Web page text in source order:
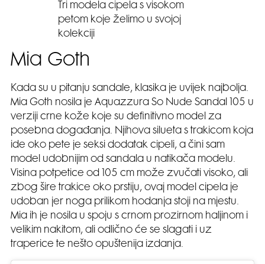
Tri modela cipela s visokom
petom koje želimo u svojoj
kolekciji
Mia Goth
Kada su u pitanju sandale, klasika je uvijek najbolja.
Mia Goth nosila je Aquazzura So Nude Sandal 105 u
verziji crne kože koje su definitivno model za
posebna događanja. Njihova silueta s trakicom koja
ide oko pete je seksi dodatak cipeli, a čini sam
model udobnijim od sandala u natikača modelu.
Visina potpetice od 105 cm može zvučati visoko, ali
zbog šire trakice oko prstiju, ovaj model cipela je
udoban jer noga prilikom hodanja stoji na mjestu.
Mia ih je nosila u spoju s crnom prozirnom haljinom i
velikim nakitom, ali odlično će se slagati i uz
traperice te nešto opuštenija izdanja.